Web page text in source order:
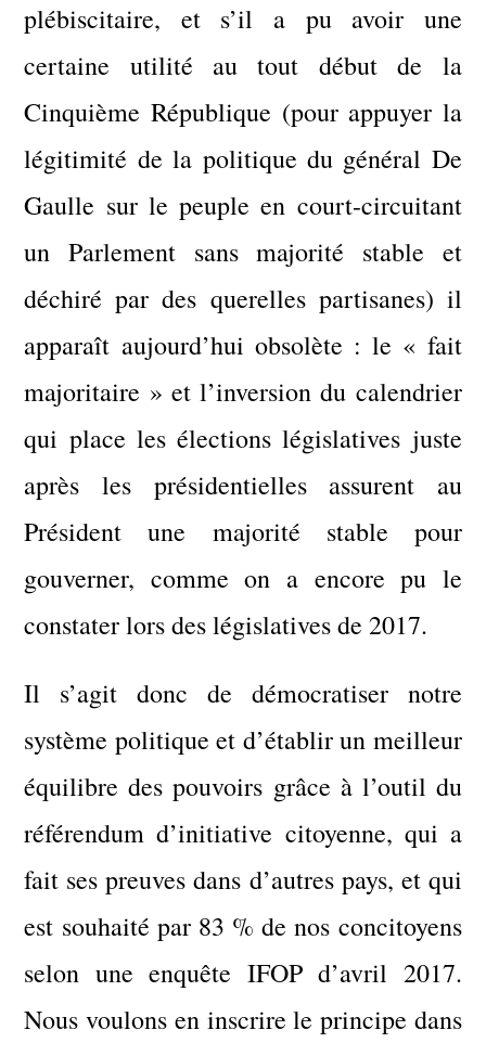
plébiscitaire, et s’il a pu avoir une
certaine utilité au tout début de la
Cinquième République (pour appuyer la
légitimité de la politique du général De
Gaulle sur le peuple en court-circuitant
un Parlement sans majorité stable et
déchiré par des querelles partisanes) il
apparaît aujourd’hui obsolète : le « fait
majoritaire » et l’inversion du calendrier
qui place les élections législatives juste
après les présidentielles assurent au
Président une majorité stable pour
gouverner, comme on a encore pu le
constater lors des législatives de 2017.
Il s’agit donc de démocratiser notre
système politique et d’établir un meilleur
équilibre des pouvoirs grâce à l’outil du
référendum d’initiative citoyenne, qui a
fait ses preuves dans d’autres pays, et qui
est souhaité par 83 % de nos concitoyens
selon une enquête IFOP d’avril 2017.
Nous voulons en inscrire le principe dans